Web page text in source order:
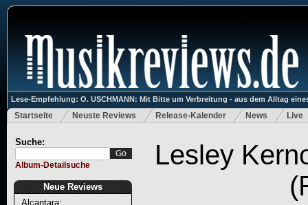
Lese-Empfehlung: O. USCHMANN: Mit Bitte um Verbreitung - aus dem Alltag
Startseite Neuste Reviews Release-Kalender News Live
Suche:
Album-Detailsuche
Neue Reviews
Alcantara:
Lesley